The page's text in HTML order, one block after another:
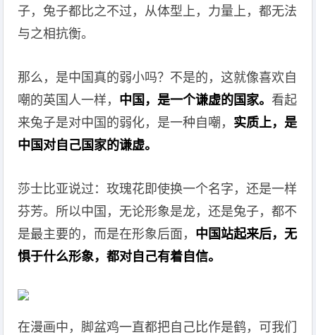
子，兔子都比之不过，从体型上，力量上，都无法
与之相抗衡。
那么，是中国真的弱小吗？不是的，这就像喜欢自
嘲的英国人一样， 中国，是一个谦虚的国家。看起
来兔子是对中国的弱化，是一种自嘲， 实质上，是
中国对自己国家的谦虚。
莎士比亚说过：玫瑰花即使换一个名字，还是一样
芬芳。所以中国，无论形象是龙，还是兔子，都不
是最主要的，而是在形象后面， 中国站起来后，无
惧于什么形象，都对自己有着自信。
在漫画中，脚盆鸡一直都把自己比作是鹤，可我们